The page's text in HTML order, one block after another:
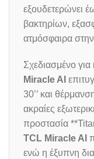
εξουδετερώνει
βακτηρίων,
ατμόσφαιρα
Σχεδιασμένο για
Miracle AI
30’’ και
ακραίες
προστασία
TCL Miracle AI
ενώ η έξυπνη